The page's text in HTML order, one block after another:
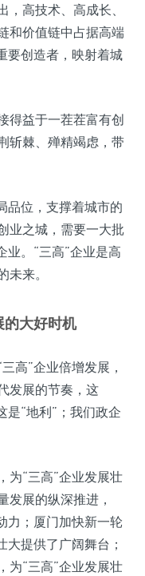
高技术、高成长、
和价值链中占据高端
要创造者，映射着城
得益于一茬茬富有创
斩棘、殚精竭虑，带
品位，支撑着城市的
业之城，需要一大批
业。“三高”企业是高
来。
的大好时机
高”企业倍增发展，
发展的节奏，这
是“地利”；我们政企
为“三高”企业发展壮
发展的纵深推进，
力；厦门加快新一轮
大提供了广阔舞台；
为“三高”企业发展壮